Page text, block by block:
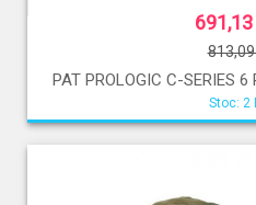
691,13
813,09
PAT PROLOGIC C-SERIES
Stoc: 2